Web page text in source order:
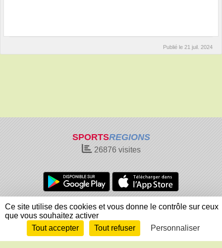
Publié le 21 juil. 2024
SPORTSREGIONS
26876visites
Charte cookies
Gestion des cookies
Informations légales
Signaler un contenu inapproprié
Envie de participer ?
Connexion
Ce site utilise des cookies et vous donne le contrôle sur ceux
que vous souhaitez activer
Tout accepter
Tout refuser Personnaliser